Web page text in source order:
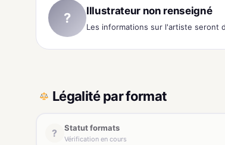
? Illustrateur non renseigné
Les informations sur l'artiste seront
Légalité par format
? Statut formats
Vérification en cours